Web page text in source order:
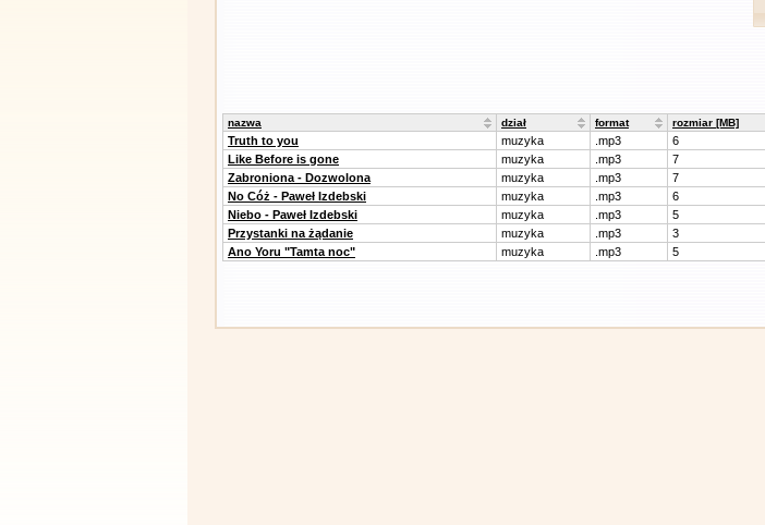
nazwa dział format rozmiar [MB]
Truth to you muzyka .mp3 6
Like Before is gone
muzyka .mp3 7
Zabroniona - Dozwolona
muzyka .mp3 7
No Cóż - Paweł Izdebski
muzyka .mp3 6
Niebo - Paweł Izdebski
muzyka .mp3 5
Przystanki na żądanie
muzyka .mp3 3
Ano Yoru "Tamta noc"
muzyka .mp3 5